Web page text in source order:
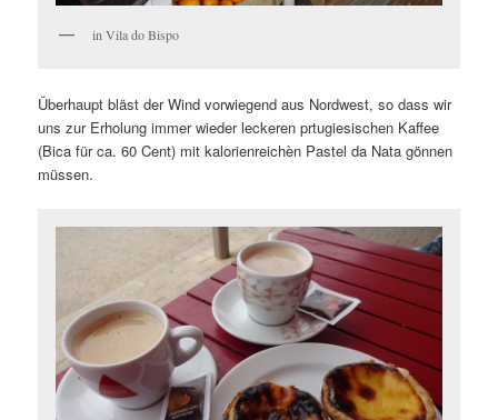
in Vila do Bispo
Überhaupt bläst der Wind vorwiegend aus Nordwest, so dass wir
uns zur Erholung immer wieder leckeren prtugiesischen Kaffee
(Bica für ca. 60 Cent) mit kalorienreichèn Pastel da Nata gönnen
müssen.